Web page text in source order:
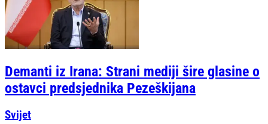
Demanti iz Irana: Strani mediji šire glasine o
ostavci predsjednika Pezeškijana
Svijet